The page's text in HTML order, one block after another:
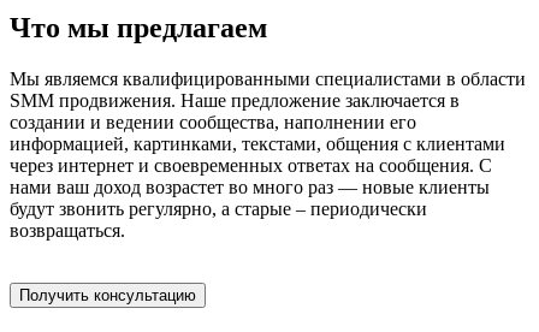
Что мы предлагаем
Мы являемся квалифицированными специалистами в области
SMM продвижения. Наше предложение заключается в
создании и ведении сообщества, наполнении его
информацией, картинками, текстами, общения с клиентами
через интернет и своевременных ответах на сообщения. С
нами ваш доход возрастет во много раз — новые клиенты
будут звонить регулярно, а старые – периодически
возвращаться.
Получить консультацию